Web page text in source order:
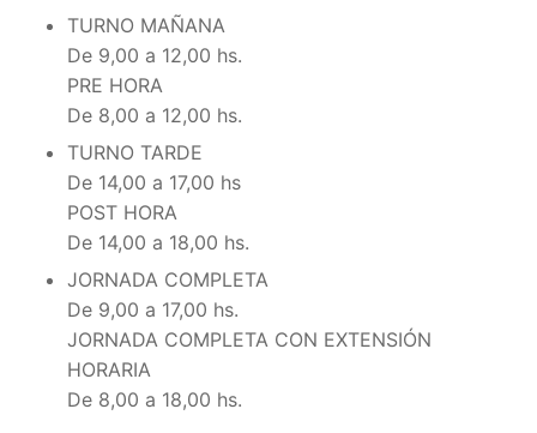
TURNO MAÑANA
De 9,00 a 12,00 hs.
PRE HORA
De 8,00 a 12,00 hs.
TURNO TARDE
De 14,00 a 17,00 hs
POST HORA
De 14,00 a 18,00 hs.
JORNADA COMPLETA
De 9,00 a 17,00 hs.
JORNADA COMPLETA CON EXTENSIÓN
HORARIA
De 8,00 a 18,00 hs.